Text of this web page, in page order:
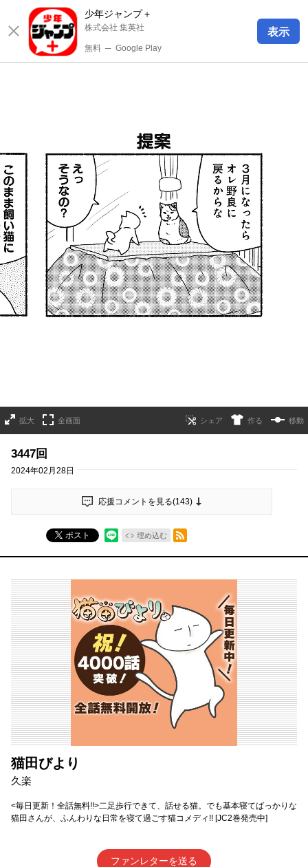
少年ジャンプ＋
株式会社 集英社
無料 ─ Google Play
表示
拡大 全画面 作る 移動
3447回
2024年02月28日
応援コメントを見る(143)
ポスト 埋め込む
RSSフィード
猫田びより
久楽
<毎日更新！全話無料!!>二足歩行できて、話せる猫。でも基本寝てばっかりな
猫田さんが、ふんわりな日常を寝て過ごす猫コメディ!! [JC2巻発売中]
ファンレターを送る